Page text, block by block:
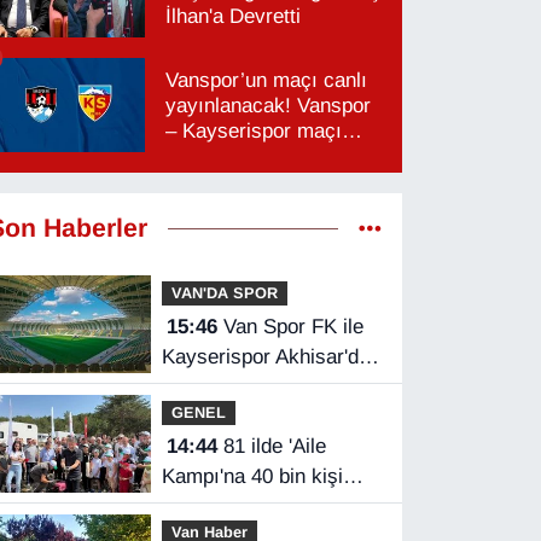
İlhan'a Devretti
Vanspor’un maçı canlı
yayınlanacak! Vanspor
– Kayserispor maçı
Haberler
VAN'DA SPOR
15:46Van Spor FK ile
Kayserispor Akhisar'da
rakip
GENEL
14:4481 ilde 'Aile
Kampı'na 40 bin kişi
katıldı
Van Haber